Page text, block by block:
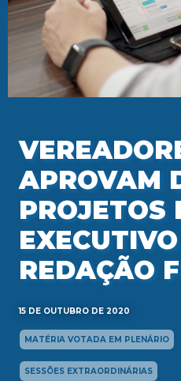
APROVAM
PROJETOS
REDAÇÃO
15 DE OUTUBRO DE 2020
MATÉRIA VOTADA EM PLENÁRIO
SESSÕES EXTRAORDINÁRIAS